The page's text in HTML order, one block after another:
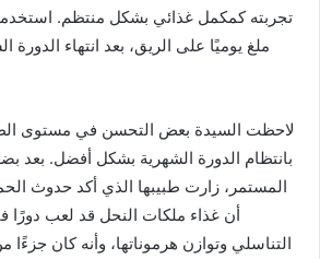
ملغ يوميًا على الريق، بعد انتهاء الدورة
لاحظت السيدة بعض التحسن في مستوى
بانتظام الدورة الشهرية بشكل أفضل. بعد
المستمر، زارت طبيبها الذي أكد حدوث
أن غذاء ملكات النحل قد لعب
التناسلي وتوازن هرموناتها، وأنه كان